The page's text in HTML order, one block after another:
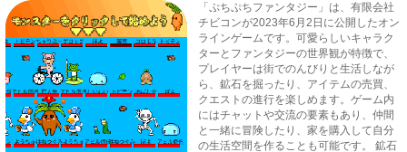
「ぷちぷちファンタジー」は、有限会社
チビコンが2023年6月2日に公開したオン
ラインゲームです。可愛らしいキャラク
ターとファンタジーの世界観が特徴で、
プレイヤーは街でのんびりと生活しなが
ら、鉱石を掘ったり、アイテムの売買、
クエストの進行を楽しめます。ゲーム内
にはチャットや交流の要素もあり、仲間
と一緒に冒険したり、家を購入して自分
の生活空間を作ることも可能です。 鉱石